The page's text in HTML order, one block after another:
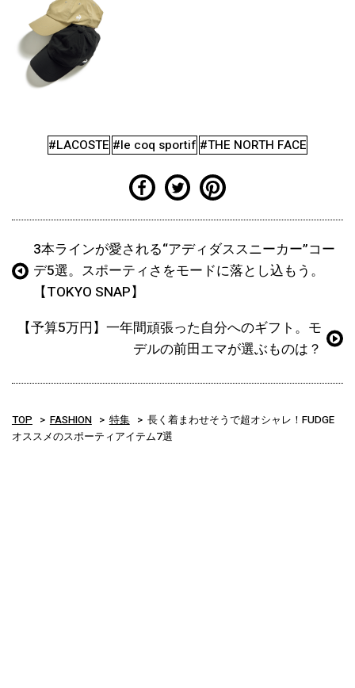
#LACOSTE #le coq sportif #THE NORTH FACE
3本ラインが愛される“アディダススニーカー”コー
デ5選。スポーティさをモードに落とし込もう。
【TOKYO SNAP】
【予算5万円】一年間頑張った自分へのギフト。モ
デルの前田エマが選ぶものは？
TOP FASHION 特集
長く着まわせそうで超オシャレ！FUDGE
オススメのスポーティアイテム7選